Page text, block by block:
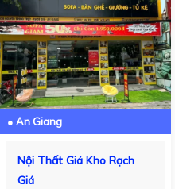
● An Giang
Nội Thất Giá Kho Rạch
Giá